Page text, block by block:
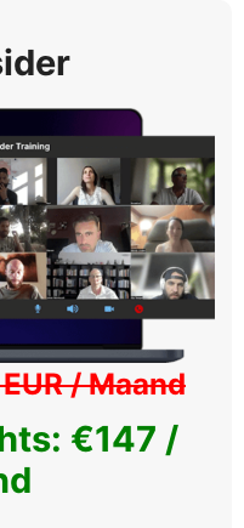
/ Maand
€147 /